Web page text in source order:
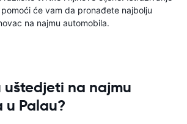
će vam da pronađete najbolju
na najmu automobila.
uštedjeti na najmu
Palau?